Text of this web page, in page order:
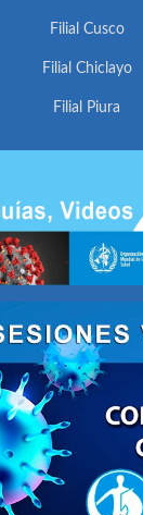
Filial Cusco
Filial Chiclayo
Filial Piura